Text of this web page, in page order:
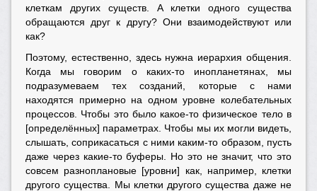
клеткам других существ. А клетки одного существа
обращаются друг к другу? Они взаимодействуют или
как?
Поэтому, естественно, здесь нужна иерархия общения.
Когда мы говорим о каких-то инопланетянах, мы
подразумеваем тех созданий, которые с нами
находятся примерно на одном уровне колебательных
процессов. Чтобы это было какое-то физическое тело в
[определённых] параметрах. Чтобы мы их могли видеть,
слышать, соприкасаться с ними каким-то образом, пусть
даже через какие-то буферы. Но это не значит, что это
совсем разноплановые [уровни] как, например, клетки
другого существа. Мы клетки другого существа даже не